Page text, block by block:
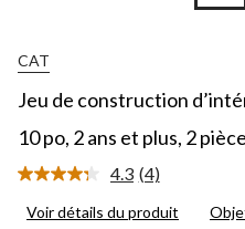
CAT
Jeu de construction
10 po, 2 ans et plus, 2
4.3 Lire
4
(4)
Voir détails du produit